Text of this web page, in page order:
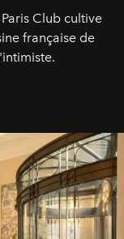
Club cultive
française de